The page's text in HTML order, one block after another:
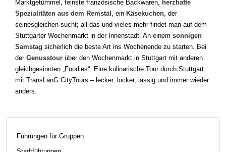
Marktgetümmel, feinste französische Backwaren,
herzhafte
Spezialitäten aus dem Remstal
, ein Käsekuchen , der
seinesgleichen sucht; all das und vieles mehr findet man auf dem
Stuttgarter Wochenmarkt in der Innenstadt. An einem sonnigen
Samstag sicherlich die beste Art ins Wochenende zu starten. Bei
der Genusstour über den Wochenmarkt in Stuttgart mit anderen
gleichgesinnten „Foodies“. Eine kulinarische Tour durch Stuttgart
mit TransLanG CityTours – lecker, locker, lässig und immer wieder
anders.
Führungen für Gruppen: